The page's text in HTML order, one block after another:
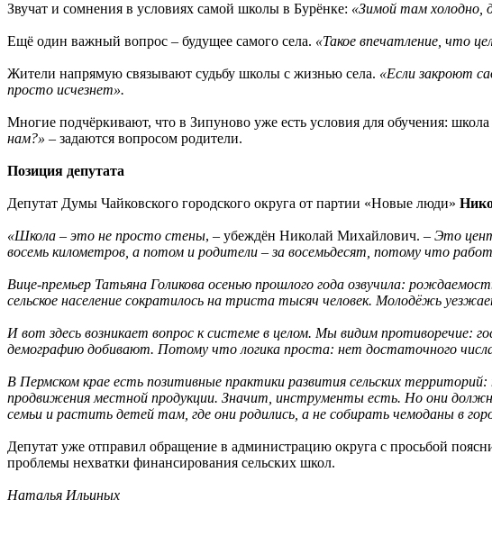
Звучат и сомнения в условиях самой школы в Бурёнке: «Зимой там холодно,
Ещё один важный вопрос – будущее самого села. «Такое впечатление, что
Жители напрямую связывают судьбу школы с жизнью села. «Если закроют
просто исчезнет».
Многие подчёркивают, что в Зипуново уже есть условия для обучения:
нам?» – задаются вопросом родители.
Позиция депутата
Депутат Думы Чайковского городского округа от партии «Новые люди»
«Школа – это не просто стены, – убеждён Николай Михайлович. – Это
восемь километров, а потом и родители – за восемьдесят, потому что
Вице-премьер Татьяна Голикова осенью прошлого года озвучила:
сельское население сократилось на триста тысяч человек. Молодёжь
И вот здесь возникает вопрос к системе в целом. Мы видим противоречие:
демографию добивают. Потому что логика проста: нет достаточного
В Пермском крае есть позитивные практики развития сельских
продвижения местной продукции. Значит, инструменты есть. Но они
семьи и растить детей там, где они родились, а не собирать чемоданы в
Депутат уже отправил обращение в администрацию округа с просьбой
проблемы нехватки финансирования сельских школ.
Наталья Ильиных